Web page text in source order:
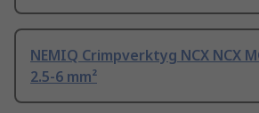
NEMIQ Crimpverktyg NCX NCX
2.5-6 mm²